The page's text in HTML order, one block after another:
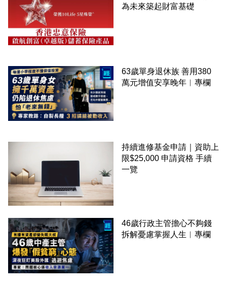
為未來築起財富基礎
63歲單身退休族 善用380
萬元增值安享晚年︳專欄
持續進修基金申請｜資助上
限$25,000 申請資格 手續
一覽
46歲行政主管擔心不夠錢
拆解憂慮掌握人生︳專欄